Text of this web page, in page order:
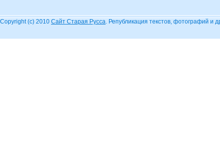
Copyright (c) 2010 Сайт Старая Русса. Републикация текстов, фотографий и